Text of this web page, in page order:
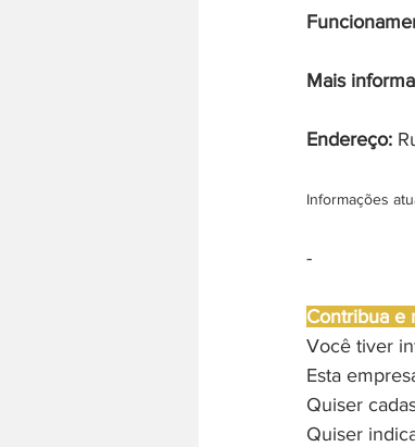
Mais
Endereço:
Informações
-
Contribua e
Você tiver
Esta
Quiser
Quiser